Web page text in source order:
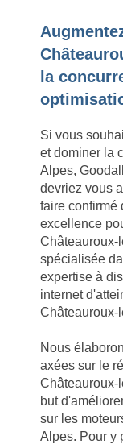
la
Si vous
et dominer la
Alpes,
devriez vous
faire confirmé
excellence
Châteauroux-
spécialisée
expertise à
internet
Châteauroux-
Nous
axées sur le
Châteauroux-
but
sur les
Alpes. Pour y